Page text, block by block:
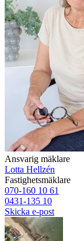
Ansvarig mäklare
Lotta Hellzén
Fastighetsmäklare
070-160 10 61
0431-135 10
Skicka e-post